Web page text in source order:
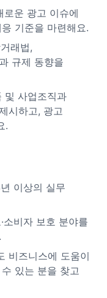
운 광고 이슈에
기준을 마련해요.
래법,
규제 동향을
및 사업조직과
시하고, 광고
.
이상의 실무
소비자 보호 분야를
비즈니스에 도움이
있는 분을 찾고